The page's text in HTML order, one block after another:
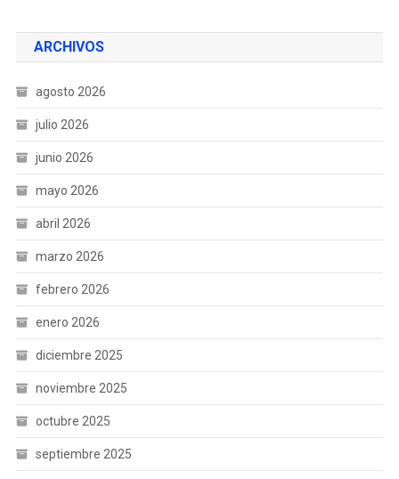
ARCHIVOS
agosto 2026
julio 2026
junio 2026
mayo 2026
abril 2026
marzo 2026
febrero 2026
enero 2026
diciembre 2025
noviembre 2025
octubre 2025
septiembre 2025